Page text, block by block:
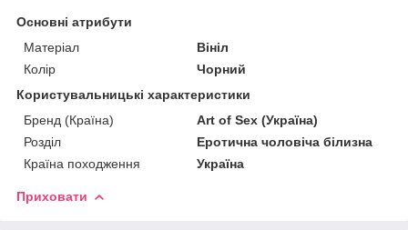
Основні атрибути
Матеріал
Вініл
Колір
Чорний
Користувальницькі характеристики
Бренд (Країна)
Art of Sex (Україна)
Розділ
Еротична чоловіча білизна
Країна походження
Україна
Приховати